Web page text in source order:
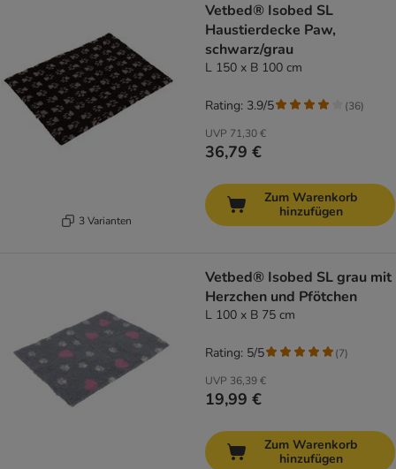
3 Varianten
Vetbed® Isobed SL
Haustierdecke Paw,
schwarz/grau
L 150 x B 100 cm
UVP 71,30 €
36,79 €
Rating: 3.9/5 (36)
Zum Warenkorb
hinzufügen
Vetbed® Isobed SL grau mit
Herzchen und Pfötchen
L 100 x B 75 cm
UVP 36,39 €
19,99 €
Rating: 5/5 (7)
Zum Warenkorb
hinzufügen